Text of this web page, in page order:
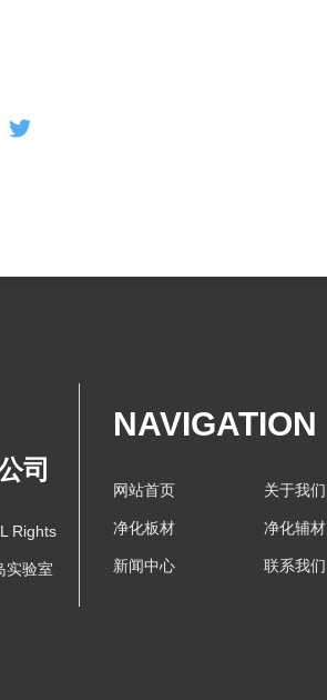
司
Rights
实验室
NAVIGATION
网站首页 关于我们
净化板材 净化辅材
新闻中心 联系我们